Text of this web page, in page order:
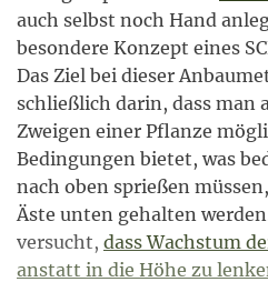
auch selbst noch Hand
besondere Konzept eines
Das Ziel bei dieser
schließlich darin, dass man
Zweigen einer Pflanze
Bedingungen bietet, was
nach oben sprießen
Äste unten gehalten
versucht, dass Wachstum
anstatt in die Höhe zu